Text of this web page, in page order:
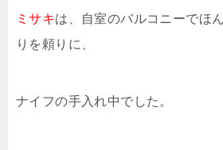
ミサキは、自室のバルコニーでほ
りを頼りに、
ナイフの手入れ中でした。